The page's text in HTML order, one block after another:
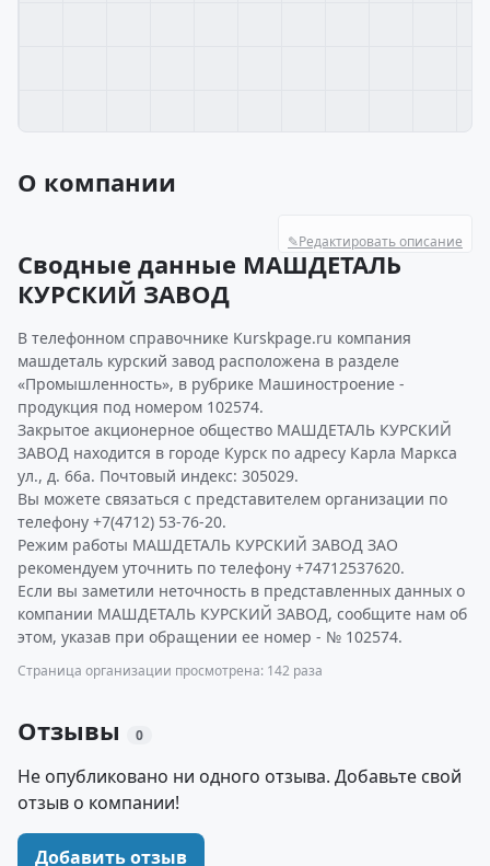
О компании
✎Редактировать описание
Сводные данные МАШДЕТАЛЬ
КУРСКИЙ ЗАВОД
В телефонном справочнике Kurskpage.ru компания
машдеталь курский завод расположена в разделе
«Промышленность», в рубрике Машиностроение -
продукция под номером 102574.
Закрытое акционерное общество МАШДЕТАЛЬ КУРСКИЙ
ЗАВОД находится в городе Курск по адресу Карла Маркса
ул., д. 66а. Почтовый индекс: 305029.
Вы можете связаться с представителем организации по
телефону +7(4712) 53-76-20.
Режим работы МАШДЕТАЛЬ КУРСКИЙ ЗАВОД ЗАО
рекомендуем уточнить по телефону +74712537620.
Если вы заметили неточность в представленных данных о
компании МАШДЕТАЛЬ КУРСКИЙ ЗАВОД, сообщите нам об
этом, указав при обращении ее номер - № 102574.
Страница организации просмотрена: 142 раза
Отзывы 0
Не опубликовано ни одного отзыва. Добавьте свой
отзыв о компании!
Добавить отзыв